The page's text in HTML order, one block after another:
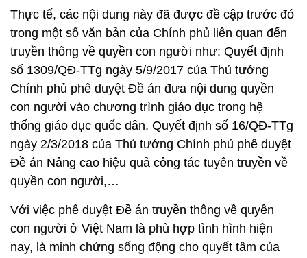
Thực tế, các nội dung này đã được đề cập trước đó
trong một số văn bản của Chính phủ liên quan đến
truyền thông về quyền con người như: Quyết định
số 1309/QĐ-TTg ngày 5/9/2017 của Thủ tướng
Chính phủ phê duyệt Đề án đưa nội dung quyền
con người vào chương trình giáo dục trong hệ
thống giáo dục quốc dân, Quyết định số 16/QĐ-TTg
ngày 2/3/2018 của Thủ tướng Chính phủ phê duyệt
Đề án Nâng cao hiệu quả công tác tuyên truyền về
quyền con người,…
Với việc phê duyệt Đề án truyền thông về quyền
con người ở Việt Nam là phù hợp tình hình hiện
nay, là minh chứng sống động cho quyết tâm của